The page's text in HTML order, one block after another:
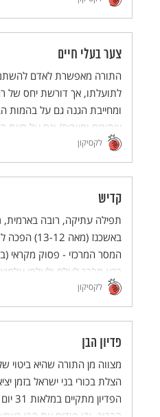
צער בעלי חיים
התורה מאפשרת לאדם
לתועלתו, אך דורשת יחס של
ומחייבת הגנה גם על בהמות
איסורים וחיובים) וגם על חיות
לקסיקון
קדיש
תפילה עתיקה, רובה
באשכנז (מאה
המסר המרכזי - פסוק מקראי
רַבָּא מְבֹרָךְ לְעָלָם וּלְעַלְמֵי
מבורך לעולם ולעולמי
עוד נוסחים של הקדיש,
לקסיקון
פדיון הבן
מצווה מן התורה שהיא ביטוי
הצלת בכורי בני ישראל בזמן